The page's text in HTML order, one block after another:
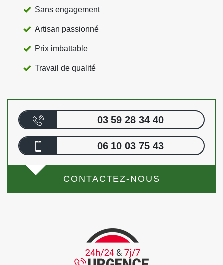
Sans engagement
Artisan passionné
Prix imbattable
Travail de qualité
03 59 28 34 40
06 10 03 75 43
CONTACTEZ-NOUS